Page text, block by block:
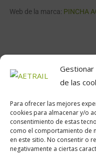
de las
Para ofrecer las mejores
cookies para almacenar y/o
consentimiento de estas
como el comportamiento de
en este sitio. No consentir o
negativamente a ciertas
Web de la marca: PINCHA
Calle Daoiz,